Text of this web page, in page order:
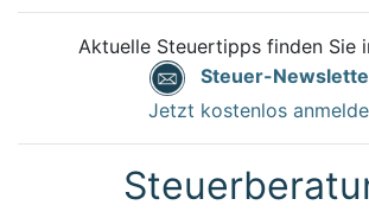
Aktuelle Steuertipps finden Sie
Steuer-
Jetzt kostenlos